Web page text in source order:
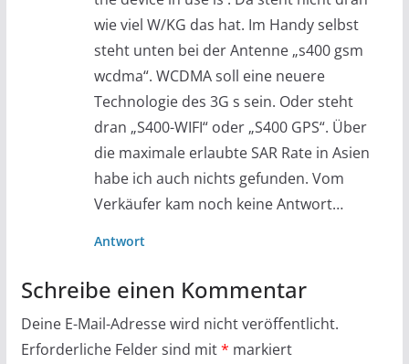
wie viel W/KG das hat. Im Handy selbst
steht unten bei der Antenne „s400 gsm
wcdma“. WCDMA soll eine neuere
Technologie des 3G s sein. Oder steht
dran „S400-WIFI“ oder „S400 GPS“. Über
die maximale erlaubte SAR Rate in Asien
habe ich auch nichts gefunden. Vom
Verkäufer kam noch keine Antwort…
Antwort
Schreibe einen Kommentar
Deine E-Mail-Adresse wird nicht veröffentlicht.
Erforderliche Felder sind mit* markiert